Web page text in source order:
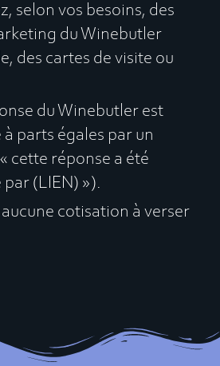
selon vos besoins, des
du Winebutler
des cartes de visite ou
du Winebutler est
parts égales par un
cette réponse a été
(LIEN) »).
aucune cotisation à verser